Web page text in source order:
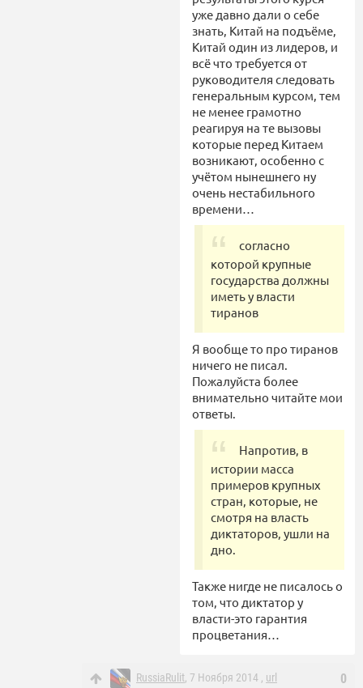
уже давно дали о себе
знать, Китай на подъёме,
Китай один из лидеров, и
всё что требуется от
руководителя следовать
генеральным курсом, тем
не менее грамотно
реагируя на те вызовы
которые перед Китаем
возникают, особенно с
учётом нынешнего ну
очень нестабильного
времени…
согласно
которой крупные
государства должны
иметь у власти
тиранов
Я вообще то про тиранов
ничего не писал.
Пожалуйста более
внимательно читайте мои
ответы.
Напротив, в
истории масса
примеров крупных
стран, которые, не
смотря на власть
диктаторов, ушли на
дно.
Также нигде не писалось о
том, что диктатор у
власти-это гарантия
процветания…
0
RussiaRulit, 7 Ноября 2014 , url